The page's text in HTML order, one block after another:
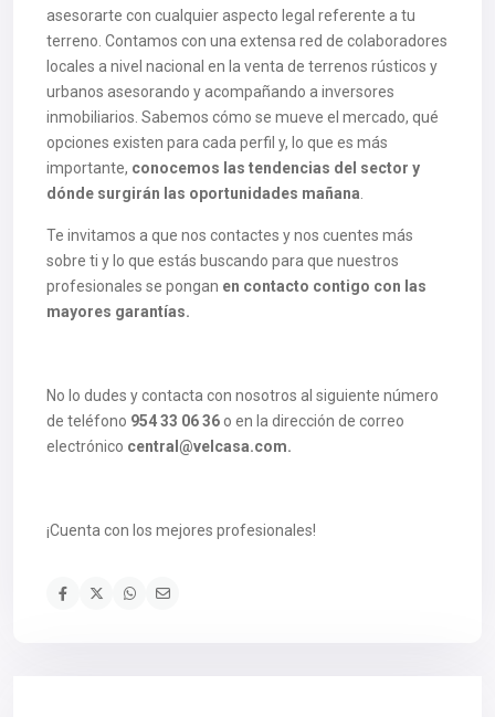
asesorarte con cualquier aspecto legal referente a tu
terreno. Contamos con una extensa red de colaboradores
locales a nivel nacional en la venta de terrenos rústicos y
urbanos asesorando y acompañando a inversores
inmobiliarios. Sabemos cómo se mueve el mercado, qué
opciones existen para cada perfil y, lo que es más
importante, conocemos las tendencias del sector y
dónde surgirán las oportunidades mañana
Te invitamos a que nos contactes y nos cuentes más
sobre ti y lo que estás buscando para que nuestros
profesionales se pongan en contacto contigo con las
mayores garantías.
No lo dudes y contacta con nosotros al siguiente número
de teléfono 954 33 06 36 o en la dirección de correo
electrónico central@velcasa.com.
¡Cuenta con los mejores profesionales!